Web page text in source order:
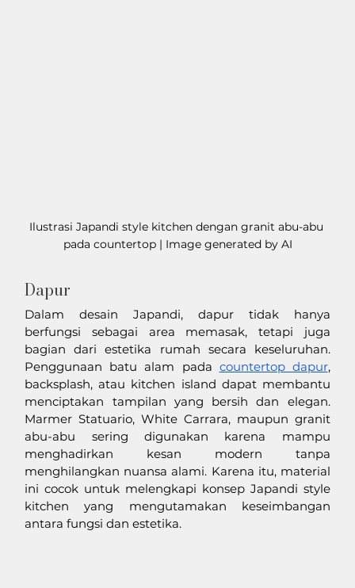
Ilustrasi Japandi style kitchen dengan granit abu-abu
pada countertop | Image generated by AI
Dapur
Dalam desain Japandi, dapur tidak hanya
berfungsi sebagai area memasak, tetapi juga
bagian dari estetika rumah secara keseluruhan.
Penggunaan batu alam pada countertop dapur,
backsplash, atau kitchen island dapat membantu
menciptakan tampilan yang bersih dan elegan.
Marmer Statuario, White Carrara, maupun granit
abu-abu sering digunakan karena mampu
menghadirkan kesan modern tanpa
menghilangkan nuansa alami. Karena itu, material
ini cocok untuk melengkapi konsep Japandi style
kitchen yang mengutamakan keseimbangan
antara fungsi dan estetika.